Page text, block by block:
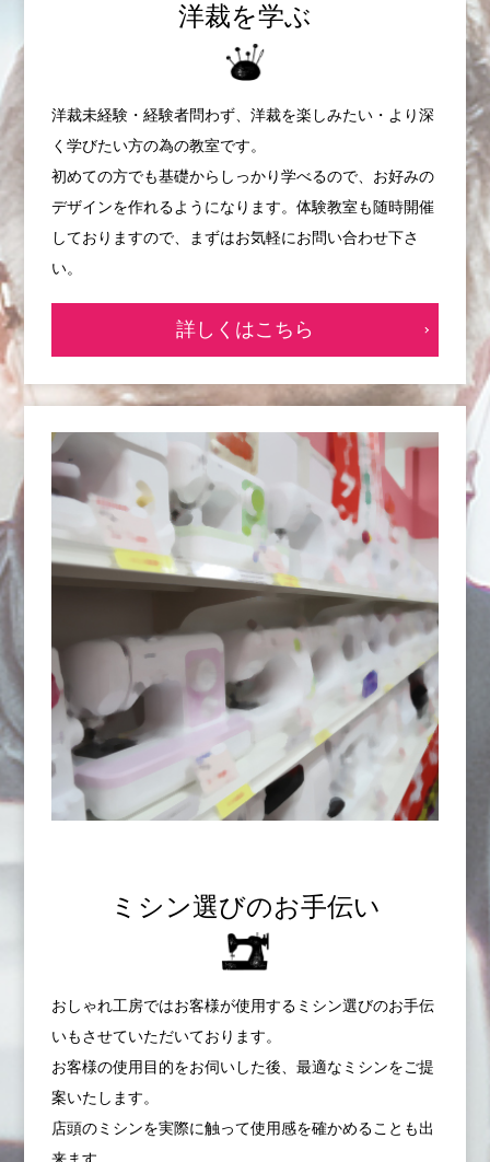
洋裁を学ぶ
洋裁未経験・経験者問わず、洋裁を楽しみたい・より深
く学びたい方の為の教室です。
初めての方でも基礎からしっかり学べるので、お好みの
デザインを作れるようになります。体験教室も随時開催
しておりますので、まずはお気軽にお問い合わせ下さ
い。
詳しくはこちら
ミシン選びのお手伝い
おしゃれ工房ではお客様が使用するミシン選びのお手伝
いもさせていただいております。
お客様の使用目的をお伺いした後、最適なミシンをご提
案いたします。
店頭のミシンを実際に触って使用感を確かめることも出
来ます。